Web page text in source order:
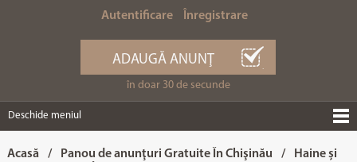
Autentificare Înregistrare
ADAUGĂ ANUNŢ
în doar 30 de secunde
Deschide meniul
Acasă / Panou de anunţuri Gratuite În Chişinău /
Haine și